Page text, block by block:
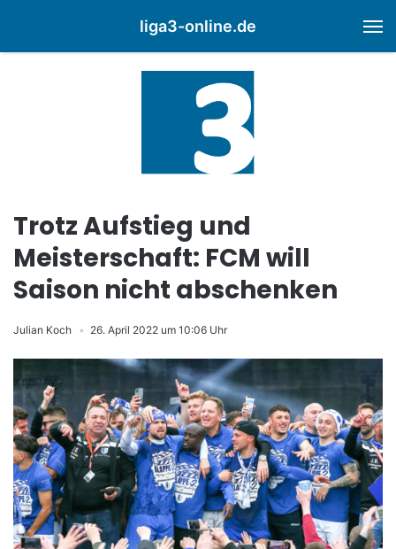
liga3-online.de
Trotz Aufstieg und
Meisterschaft: FCM will
Saison nicht abschenken
Julian Koch 26. April 2022 um 10:06 Uhr